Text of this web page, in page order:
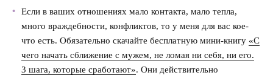
Если в ваших отношениях мало контакта, мало тепла,
много враждебности, конфликтов, то у меня для вас кое-
что есть. Обязательно скачайте бесплатную мини-книгу «С
чего начать сближение с мужем, не ломая ни себя, ни его.
3 шага, которые сработают». Они действительно